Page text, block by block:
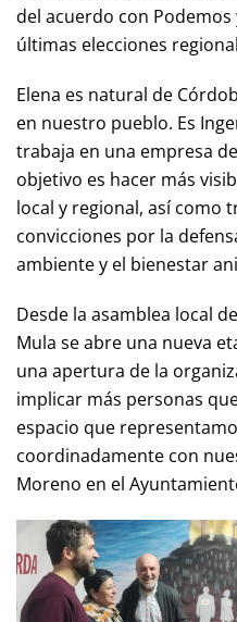
del acuerdo con Podemos
últimas elecciones
Elena es natural de
en nuestro pueblo. Es
trabaja en una empresa
objetivo es hacer más
local y regional, así como
convicciones por la
ambiente y el bienestar
Desde la asamblea local
Mula se abre una nueva
una apertura de la
implicar más personas
espacio que
coordinadamente con
Moreno en el